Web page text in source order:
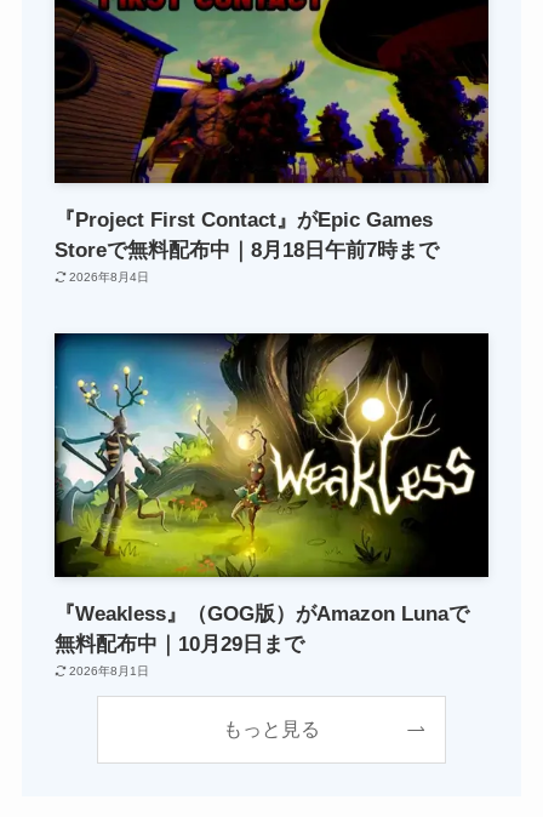
『Project First Contact』がEpic Games
Storeで無料配布中｜8月18日午前7時まで
2026年8月4日
『Weakless』（GOG版）がAmazon Lunaで
無料配布中｜10月29日まで
2026年8月1日
もっと見る